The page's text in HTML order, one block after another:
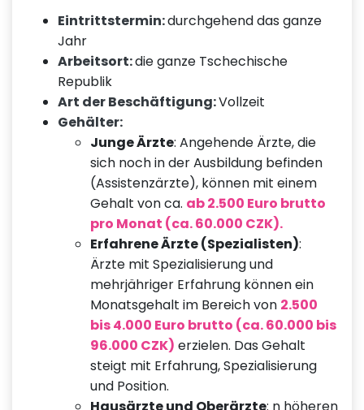
Eintrittstermin:durchgehend das ganze
Jahr
Arbeitsort:die ganze Tschechische
Republik
Art der Beschäftigung:Vollzeit
Gehälter:
Junge Ärzte: Angehende Ärzte, die
sich noch in der Ausbildung befinden
(Assistenzärzte), können mit einem
Gehalt von ca. ab 2.500 Euro brutto
pro Monat (ca. 60.000 CZK).
Erfahrene Ärzte (Spezialisten):
Ärzte mit Spezialisierung und
mehrjähriger Erfahrung können ein
Monatsgehalt im Bereich von 2.500
bis 4.000 Euro brutto (ca. 60.000 bis
96.000 CZK) erzielen. Das Gehalt
steigt mit Erfahrung, Spezialisierung
und Position.